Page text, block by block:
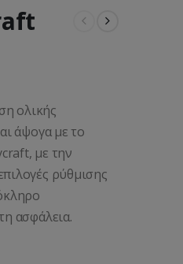
ολικής
άψογα με το
με την
ρύθμισης
ασφάλεια.